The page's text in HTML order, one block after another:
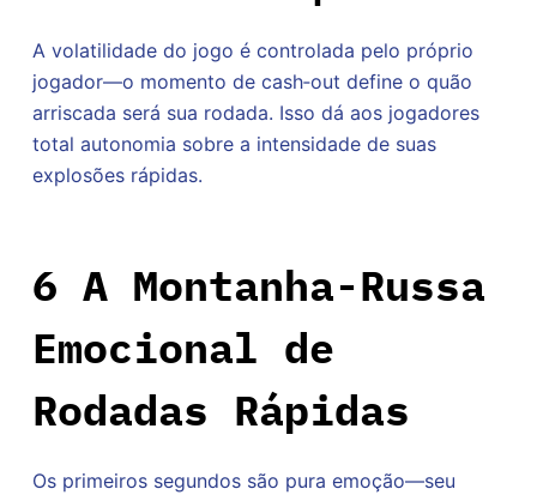
A volatilidade do jogo é controlada pelo próprio
jogador—o momento de cash‑out define o quão
arriscada será sua rodada. Isso dá aos jogadores
total autonomia sobre a intensidade de suas
explosões rápidas.
6 A Montanha-Russa
Emocional de
Rodadas Rápidas
Os primeiros segundos são pura emoção—seu